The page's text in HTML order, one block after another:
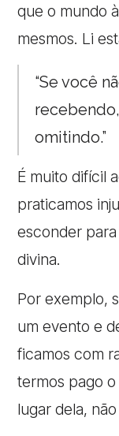
que o mundo
mesmos. Li
“Se você
omitindo.”
É muito difícil
praticamos
esconder
divina.
Por exemplo,
um evento e
ficamos com
termos pago
lugar dela,